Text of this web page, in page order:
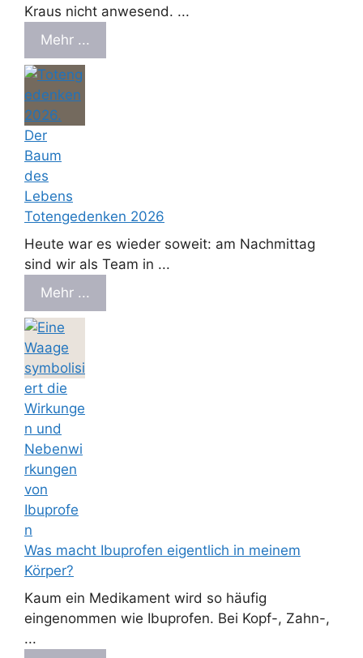
Kraus nicht anwesend. ...
Mehr ...
Totengedenken 2026
Heute war es wieder soweit: am Nachmittag
sind wir als Team in ...
Mehr ...
Was macht Ibuprofen eigentlich in meinem
Körper?
Kaum ein Medikament wird so häufig
eingenommen wie Ibuprofen. Bei Kopf-, Zahn-,
...